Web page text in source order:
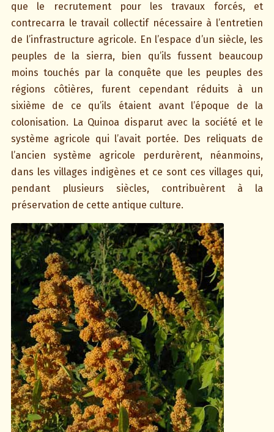
que le recrutement pour les travaux forcés, et
contrecarra le travail collectif nécessaire à l’entretien
de l’infrastructure agricole. En l’espace d’un siècle, les
peuples de la sierra, bien qu’ils fussent beaucoup
moins touchés par la conquête que les peuples des
régions côtières, furent cependant réduits à un
sixième de ce qu’ils étaient avant l’époque de la
colonisation. La Quinoa disparut avec la société et le
système agricole qui l’avait portée. Des reliquats de
l’ancien système agricole perdurèrent, néanmoins,
dans les villages indigènes et ce sont ces villages qui,
pendant plusieurs siècles, contribuèrent à la
préservation de cette antique culture.